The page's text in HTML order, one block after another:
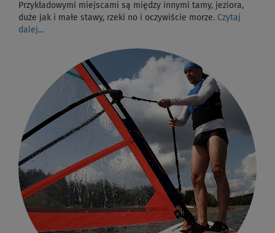
Przykładowymi miejscami są między innymi tamy, jeziora,
duże jak i małe stawy, rzeki no i oczywiście morze. Czytaj
dalej...